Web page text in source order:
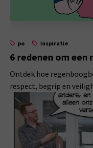
po inspiratie
6 redenen om
Ontdek hoe
respect, begrip en